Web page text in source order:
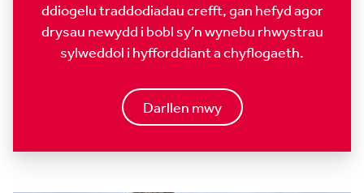
ddiogelu traddodiadau crefft, gan hefyd agor
drysau newydd i bobl sy’n wynebu rhwystrau
sylweddol i hyfforddiant a chyflogaeth.
Darllen mwy